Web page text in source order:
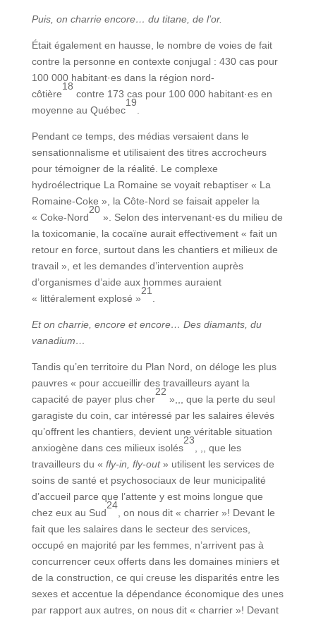
Puis, on charrie encore… du titane, de l’or.
Était également en hausse, le nombre de voies de fait
contre la personne en contexte conjugal : 430 cas pour
100 000 habitant·es dans la région nord-
côtière
18
contre 173 cas pour 100 000 habitant·es en
moyenne au Québec
19
.
Pendant ce temps, des médias versaient dans le
sensationnalisme et utilisaient des titres accrocheurs
pour témoigner de la réalité. Le complexe
hydroélectrique La Romaine se voyait rebaptiser « La
Romaine-Coke », la Côte-Nord se faisait appeler la
« Coke-Nord
20
». Selon des intervenant·es du milieu de
la toxicomanie, la cocaïne aurait effectivement « fait un
retour en force, surtout dans les chantiers et milieux de
travail », et les demandes d’intervention auprès
d’organismes d’aide aux hommes auraient
« littéralement explosé »
21
.
Et on charrie, encore et encore… Des diamants, du
vanadium…
Tandis qu’en territoire du Plan Nord, on déloge les plus
pauvres « pour accueillir des travailleurs ayant la
capacité de payer plus cher
22
»,,, que la perte du seul
garagiste du coin, car intéressé par les salaires élevés
qu’offrent les chantiers, devient une véritable situation
anxiogène dans ces milieux isolés
23
, ,, que les
travailleurs du « fly-in, fly-out» utilisent les services de
soins de santé et psychosociaux de leur municipalité
d’accueil parce que l’attente y est moins longue que
chez eux au Sud
24
, on nous dit « charrier »! Devant le
fait que les salaires dans le secteur des services,
occupé en majorité par les femmes, n’arrivent pas à
concurrencer ceux offerts dans les domaines miniers et
de la construction, ce qui creuse les disparités entre les
sexes et accentue la dépendance économique des unes
par rapport aux autres, on nous dit « charrier »! Devant